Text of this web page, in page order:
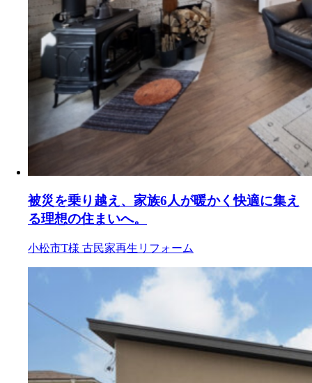
被災を乗り越え、家族6人が暖かく快適に集え
る理想の住まいへ。
小松市T様 古民家再生リフォーム